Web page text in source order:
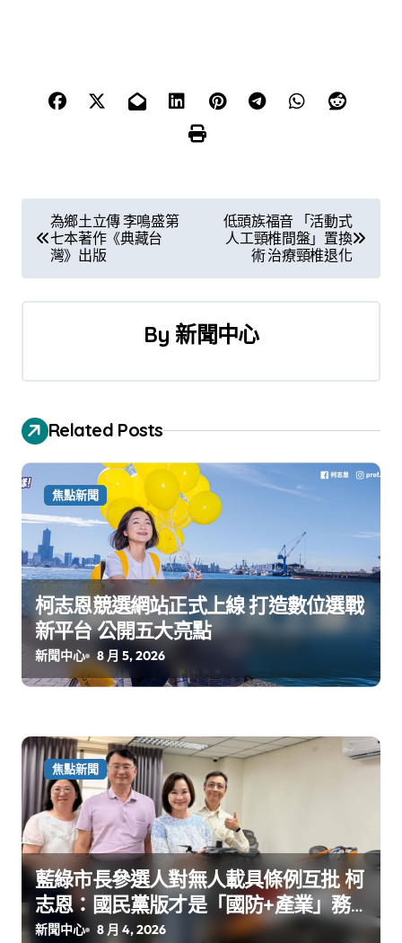
章
導
為鄉土立傳 李鳴盛第
七本著作《典藏台
灣》出版
低頭族福音 「活動式
人工頸椎間盤」置換
術 治療頸椎退化
By 新聞中心
Related Posts
焦點新聞
柯志恩競選網站正式上線 打造數位選戰
新平台 公開五大亮點
新聞中心 8 月 5, 2026
焦點新聞
藍綠市長參選人對無人載具條例互批 柯
志恩：國民黨版才是「國防+產業」務
實版
新聞中心 8 月 4, 2026